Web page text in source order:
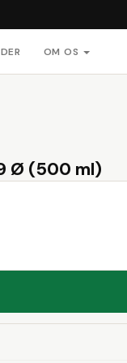
OM OS
Ø (500 ml)